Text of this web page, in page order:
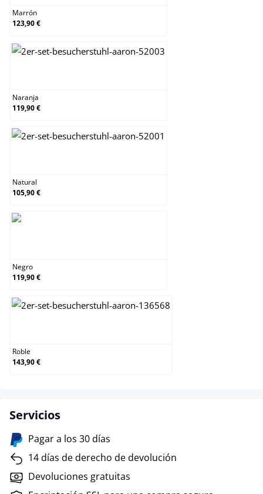
Marrón
123,90 €
Naranja
119,90 €
Natural
105,90 €
Negro
119,90 €
Roble
143,90 €
Servicios
Pagar a los 30 días
14 días de derecho de devolución
Devoluciones gratuitas